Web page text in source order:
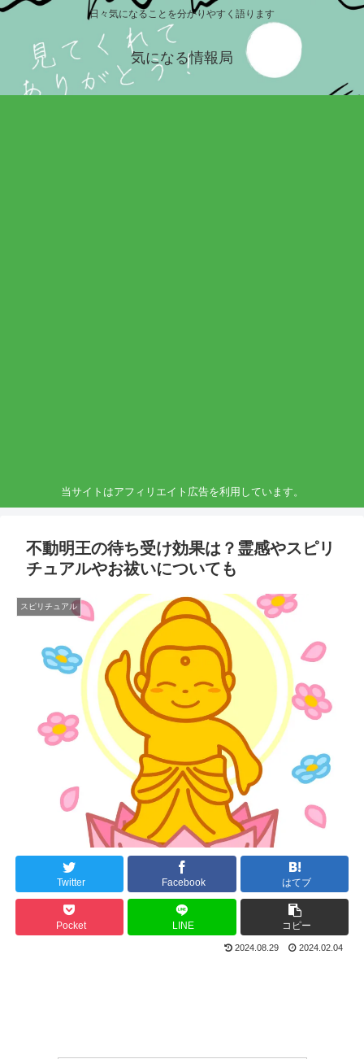
日々気になることを分かりやすく語ります
気になる情報局
当サイトはアフィリエイト広告を利用しています。
不動明王の待ち受け効果は？霊感やスピリ
チュアルやお祓いについても
スピリチュアル
Twitter Facebook はてブ
Pocket LINE コピー
2024.08.29 2024.02.04